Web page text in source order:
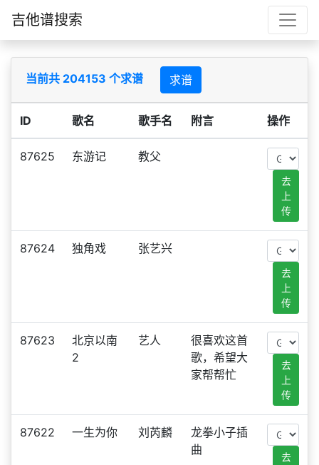
吉他谱搜索
当前共 204153 个求谱 求谱
ID 歌名 歌手名 附言 操作
87625 东游记 教父
去
上
传
87624 独角戏 张艺兴
去
上
传
87623
北京以南
2
艺人
很喜欢这首
歌，希望大
家帮帮忙
去
上
传
87622 一生为你 刘芮麟
龙拳小子插
曲
去